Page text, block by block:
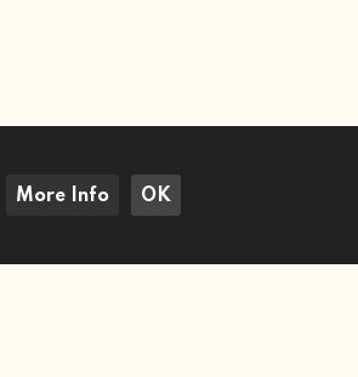
More Info OK